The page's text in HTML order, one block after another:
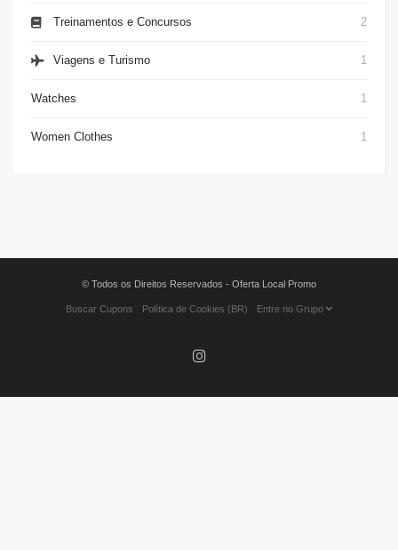
Treinamentos e Concursos 2
Viagens e Turismo 1
Watches 1
Women Clothes 1
© Todos os Direitos Reservados - Oferta Local Promo
Buscar Cupons Política de Cookies (BR) Entre no Grupo